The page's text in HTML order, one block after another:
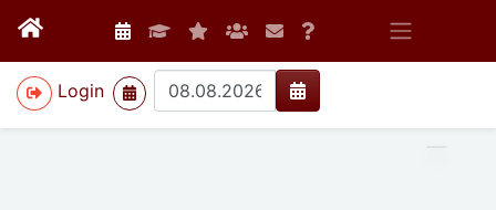
Login
>